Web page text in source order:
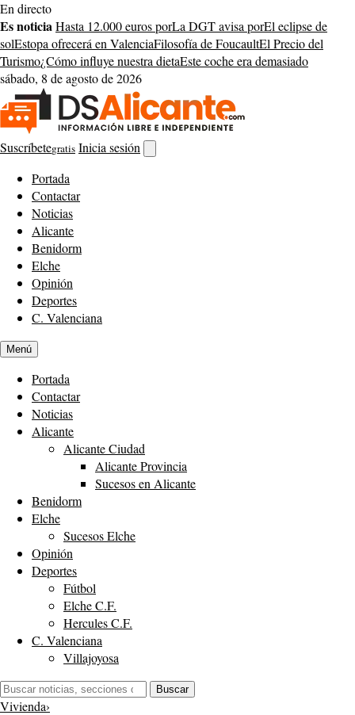
Saltar
al
contenido
En directo
Es noticiaHasta 12.000 euros porLa DGT avisa porEl eclipse de
solEstopa ofrecerá en ValenciaFilosofía de FoucaultEl Precio del
Turismo¿Cómo influye nuestra dietaEste coche era demasiado
sábado, 8 de agosto de 2026
Suscríbetegratis Inicia sesión
buscador
Portada
Contactar
Noticias
Alicante
Benidorm
Elche
Opinión
Deportes
C. Valenciana
Menú
Portada
Contactar
Noticias
Alicante
Alicante Ciudad
Alicante Provincia
Sucesos en Alicante
Benidorm
Elche
Sucesos Elche
Opinión
Deportes
Fútbol
Elche C.F.
Hercules C.F.
C. Valenciana
Villajoyosa
Buscar:
Buscar
Vivienda›